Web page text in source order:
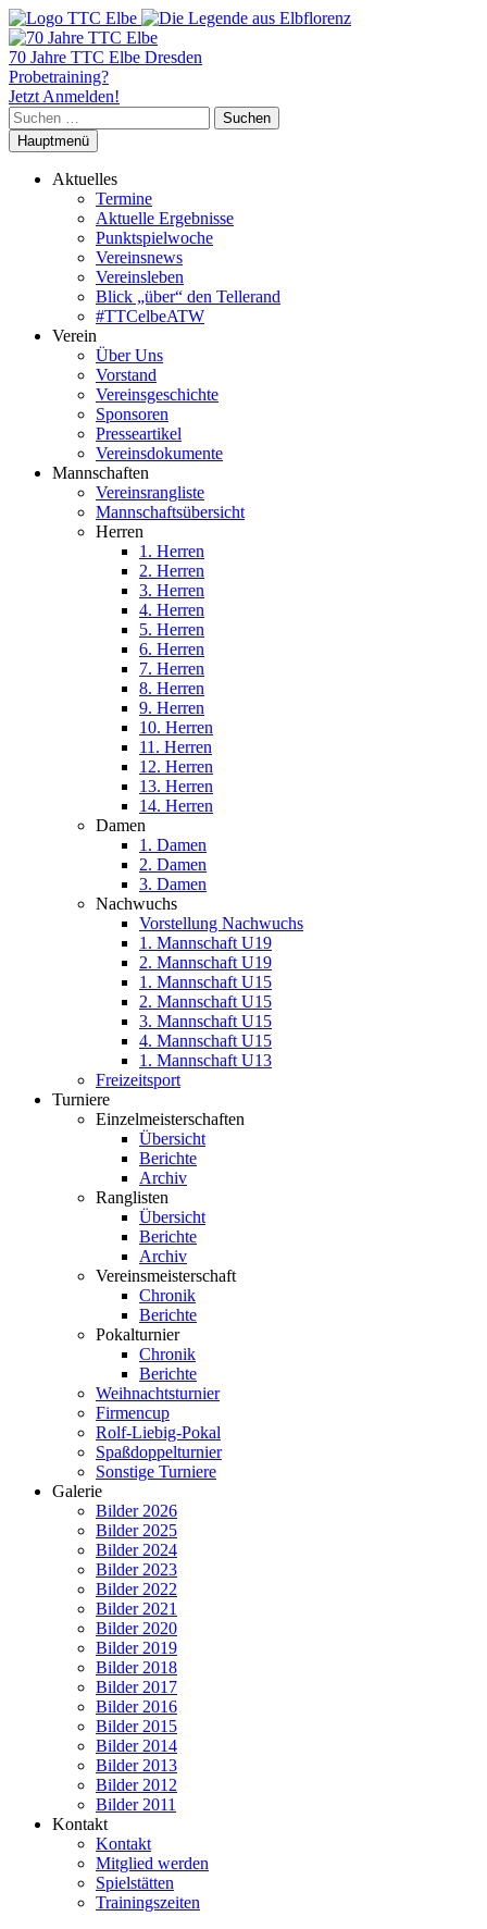
70 Jahre TTC Elbe Dresden
Probetraining?
Jetzt Anmelden!
Suchen
nach:
Hauptmenü
Aktuelles
Termine
Aktuelle Ergebnisse
Punktspielwoche
Vereinsnews
Vereinsleben
Blick „über“ den Tellerand
#TTCelbeATW
Verein
Über Uns
Vorstand
Vereinsgeschichte
Sponsoren
Presseartikel
Vereinsdokumente
Mannschaften
Vereinsrangliste
Mannschaftsübersicht
Herren
1. Herren
2. Herren
3. Herren
4. Herren
5. Herren
6. Herren
7. Herren
8. Herren
9. Herren
10. Herren
11. Herren
12. Herren
13. Herren
14. Herren
Damen
1. Damen
2. Damen
3. Damen
Nachwuchs
Vorstellung Nachwuchs
1. Mannschaft U19
2. Mannschaft U19
1. Mannschaft U15
2. Mannschaft U15
3. Mannschaft U15
4. Mannschaft U15
1. Mannschaft U13
Freizeitsport
Turniere
Einzelmeisterschaften
Übersicht
Berichte
Archiv
Ranglisten
Übersicht
Berichte
Archiv
Vereinsmeisterschaft
Chronik
Berichte
Pokalturnier
Chronik
Berichte
Weihnachtsturnier
Firmencup
Rolf-Liebig-Pokal
Spaßdoppelturnier
Sonstige Turniere
Galerie
Bilder 2026
Bilder 2025
Bilder 2024
Bilder 2023
Bilder 2022
Bilder 2021
Bilder 2020
Bilder 2019
Bilder 2018
Bilder 2017
Bilder 2016
Bilder 2015
Bilder 2014
Bilder 2013
Bilder 2012
Bilder 2011
Kontakt
Kontakt
Mitglied werden
Spielstätten
Trainingszeiten